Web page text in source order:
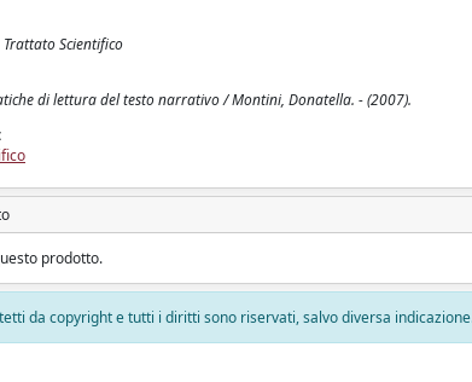
Scientifico
di lettura del testo narrativo / Montini, Donatella. - (2007).
prodotto.
da copyright e tutti i diritti sono riservati, salvo diversa